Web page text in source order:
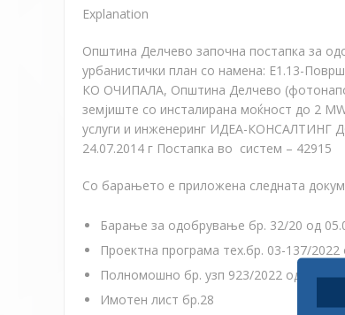
Explanation
Општина Делчево започна постапка за
урбанистички план со намена: Е1.13-
КО ОЧИПАЛА, Општина Делчево
земјиште со инсталирана моќност до 2
услуги и инженеринг ИДЕА-КОНСАЛТИНГ
24.07.2014 г Постапка во систем – 42915
Со барањето е приложена следната
Барање за одобрување бр. 32/20 од
Проектна програма тех.бр. 03-137/2022
Полномошно бр. узп 923/2022 од
Имотен лист бр.28